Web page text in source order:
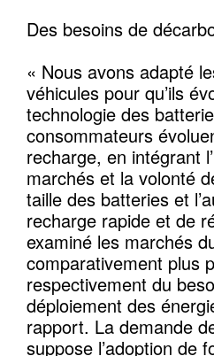
Des besoins de
« Nous avons adapté
véhicules pour qu’ils
technologie des
consommateurs
recharge, en intégrant
marchés et la volonté
taille des batteries et
recharge rapide et de
examiné les marchés
comparativement plus
respectivement du
déploiement des
rapport. La demande
suppose l’adoption de